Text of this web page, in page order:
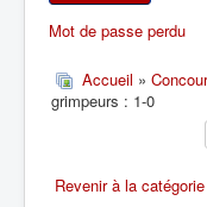
RANDONNÉE
Mot de passe perdu
Accueil »
grimpeurs : 1-0
Revenir à la catégorie